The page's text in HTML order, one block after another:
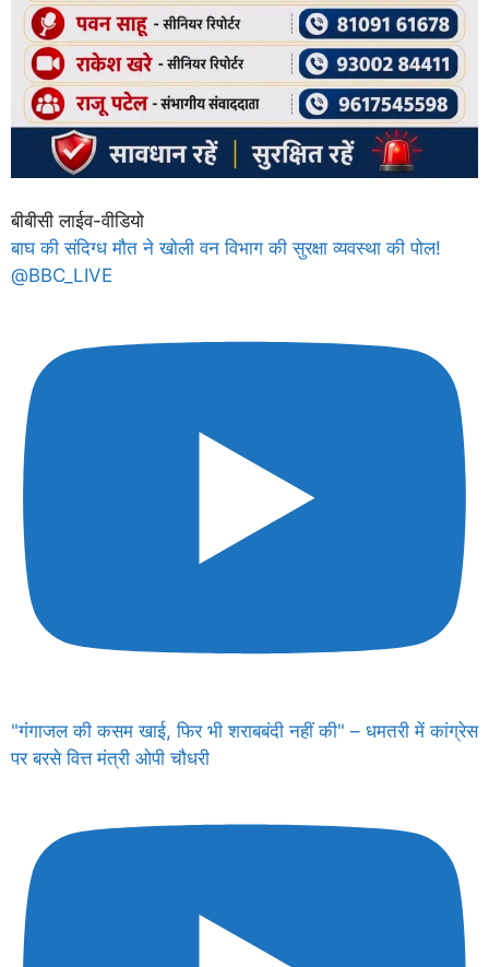
बीबीसी लाईव-वीडियो
बाघ की संदिग्ध मौत ने खोली वन विभाग की सुरक्षा व्यवस्था की पोल!
@BBC_LIVE
"गंगाजल की कसम खाई, फिर भी शराबबंदी नहीं की" – धमतरी में कांग्रेस
पर बरसे वित्त मंत्री ओपी चौधरी